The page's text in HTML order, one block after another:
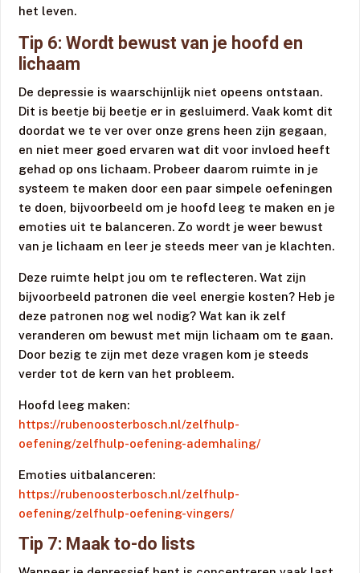
het leven.
Tip 6: Wordt bewust van je hoofd en
lichaam
De depressie is waarschijnlijk niet opeens ontstaan.
Dit is beetje bij beetje er in gesluimerd. Vaak komt dit
doordat we te ver over onze grens heen zijn gegaan,
en niet meer goed ervaren wat dit voor invloed heeft
gehad op ons lichaam. Probeer daarom ruimte in je
systeem te maken door een paar simpele oefeningen
te doen, bijvoorbeeld om je hoofd leeg te maken en je
emoties uit te balanceren. Zo wordt je weer bewust
van je lichaam en leer je steeds meer van je klachten.
Deze ruimte helpt jou om te reflecteren. Wat zijn
bijvoorbeeld patronen die veel energie kosten? Heb je
deze patronen nog wel nodig? Wat kan ik zelf
veranderen om bewust met mijn lichaam om te gaan.
Door bezig te zijn met deze vragen kom je steeds
verder tot de kern van het probleem.
Hoofd leeg maken:
https://rubenoosterbosch.nl/zelfhulp-
oefening/zelfhulp-oefening-ademhaling/
Emoties uitbalanceren:
https://rubenoosterbosch.nl/zelfhulp-
oefening/zelfhulp-oefening-vingers/
Tip 7: Maak to-do lists